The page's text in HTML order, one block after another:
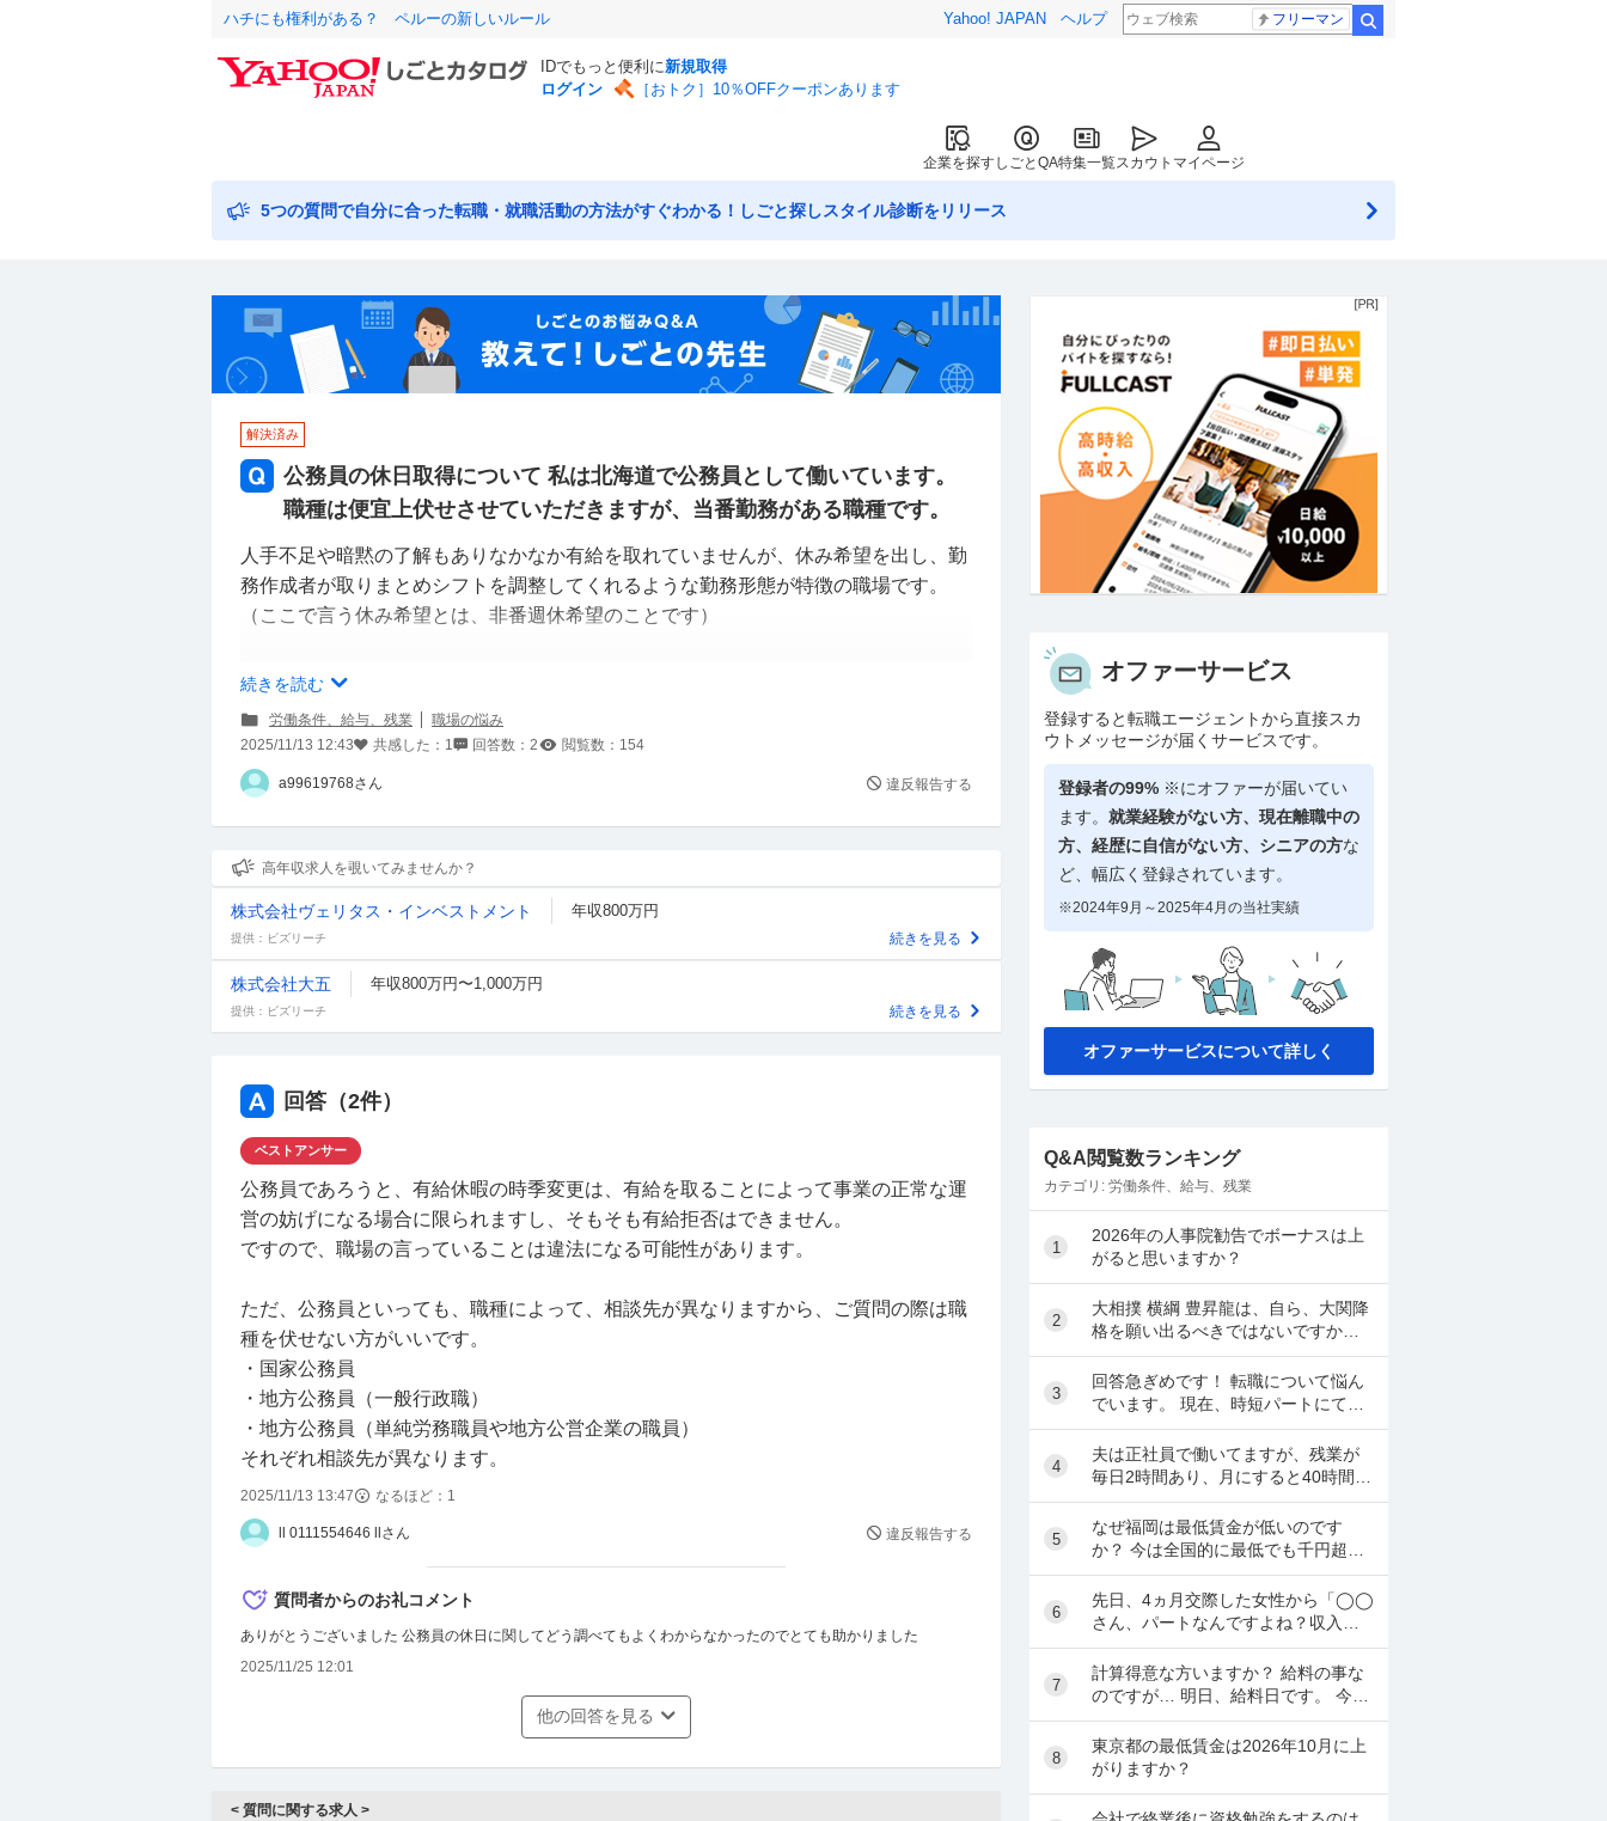
ハチにも権利がある？ ペルーの新しいルール Yahoo! JAPAN ヘルプ フリーマン
IDでもっと便利に新規取得
ログイン
［おトク］10％OFFクーポンあります
企業を探すしごとQA特集一覧スカウト マイページ
5つの質問で自分に合った転職・就職活動の方法がすぐわかる！しごと探しスタイル診断をリリース
解決済み
公務員の休日取得について 私は北海道で公務員として働いています。
職種は便宜上伏せさせていただきますが、当番勤務がある職種です。
人手不足や暗黙の了解もありなかなか有給を取れていませんが、休み希望を出し、勤
務作成者が取りまとめシフトを調整してくれるような勤務形態が特徴の職場です。
（ここで言う休み希望とは、非番週休希望のことです）
しかし、私が休みの希望を出したら「何をするのか」「他の人も希望を出しているが
されたり、勝手に希望を取り消されたりすることがあります。
他の人の希望が被っていなかったり、私がいち早く希望を出していたにも関わらずそ
う言われます。
有給を取れないことや、人手不足の中でみんな我慢していることは20数年生きてきた
少ない経験で培われた感覚でわかっています。しかし、プライベートな理由を聞かれ
たり、希望を取り消されたりするのは納得がいきません。
こういった時はどうしたらいいでしょうか。パワハラで訴えることはもちろんです
が、根本的な解決にはならない気がします。法律的によろしくないことであるならば
それを指摘することで解決し、私のような被害者が出ないようにしたいです。
よろしくお願いいたします。
続きを読む
労働条件、給与、残業
職場の悩み
2025/11/13 12:43
共感した： 1 回答数： 2 閲覧数： 154
a99619768さん 違反報告する
高年収求人を覗いてみませんか？
株式会社ヴェリタス・インベストメント 年収800万円
提供：ビズリーチ 続きを見る
株式会社大五 年収800万円〜1,000万円
提供：ビズリーチ 続きを見る
回答（2件）
ベストアンサー
公務員であろうと、有給休暇の時季変更は、有給を取ることによって事業の正常な運
営の妨げになる場合に限られますし、そもそも有給拒否はできません。
ですので、職場の言っていることは違法になる可能性があります。
ただ、公務員といっても、職種によって、相談先が異なりますから、ご質問の際は職
種を伏せない方がいいです。
・国家公務員
・地方公務員（一般行政職）
・地方公務員（単純労務職員や地方公営企業の職員）
それぞれ相談先が異なります。
2025/11/13 13:47 なるほど： 1
ll 0111554646 llさん 違反報告する
質問者からのお礼コメント
ありがとうございました 公務員の休日に関してどう調べてもよくわからなかったのでとても助かりました
2025/11/25 12:01
他の回答を見る
< 質問に関する求人 >
オファーサービス
登録すると転職エージェントから直接スカ
ウトメッセージが届くサービスです。
登録者の99% ※にオファーが届いてい
ます。 就業経験がない方、現在離職中の
方、 経歴に自信がない方、シニアの方な
ど、幅広く登録されています。
※2024年9月～2025年4月の当社実績
オファーサービスについて詳しく
Q&A閲覧数ランキング
カテゴリ: 労働条件、給与、残業
1
2026年の人事院勧告でボーナスは上
がると思いますか？
2
大相撲 横綱 豊昇龍は、自ら、大関降
格を願い出るべきではないですか？
引退でもいいです。 横綱の務めを果
たせてないし、今後、果たせる見込
みもないのだ...
3
回答急ぎめです！ 転職について悩ん
でいます。 現在、時短パートにて就
業しています。 時給は高くなく県の
最低賃金＋20円で、1日6時間で働い
ています。 ...
4
夫は正社員で働いてますが、残業が
毎日2時間あり、月にすると40時間ほ
どです。 毎月給料を見て、残業あり
き、残業はありがたい、副業しなく
て済むし、お金も多く...
5
なぜ福岡は最低賃金が低いのです
か？ 今は全国的に最低でも千円超え
てますが私が高校時代だった20年前
なんか６３０円で大手ファミレスで
働いてましたよ！！
6
先日、4ヵ月交際した女性から「◯◯
さん、パートなんですよね？収入は
私の方が多いと思うけど、もし私が
育休とか持病で働けなくなったとし
たら、◯◯さんの収入だけ...
7
計算得意な方いますか？ 給料の事な
のですが… 明日、給料日です。 今月
は体調崩して休みが多かったです 時
給1070円 月10日勤務 実働時間48時
間 前払...
8
東京都の最低賃金は2026年10月に上
がりますか？